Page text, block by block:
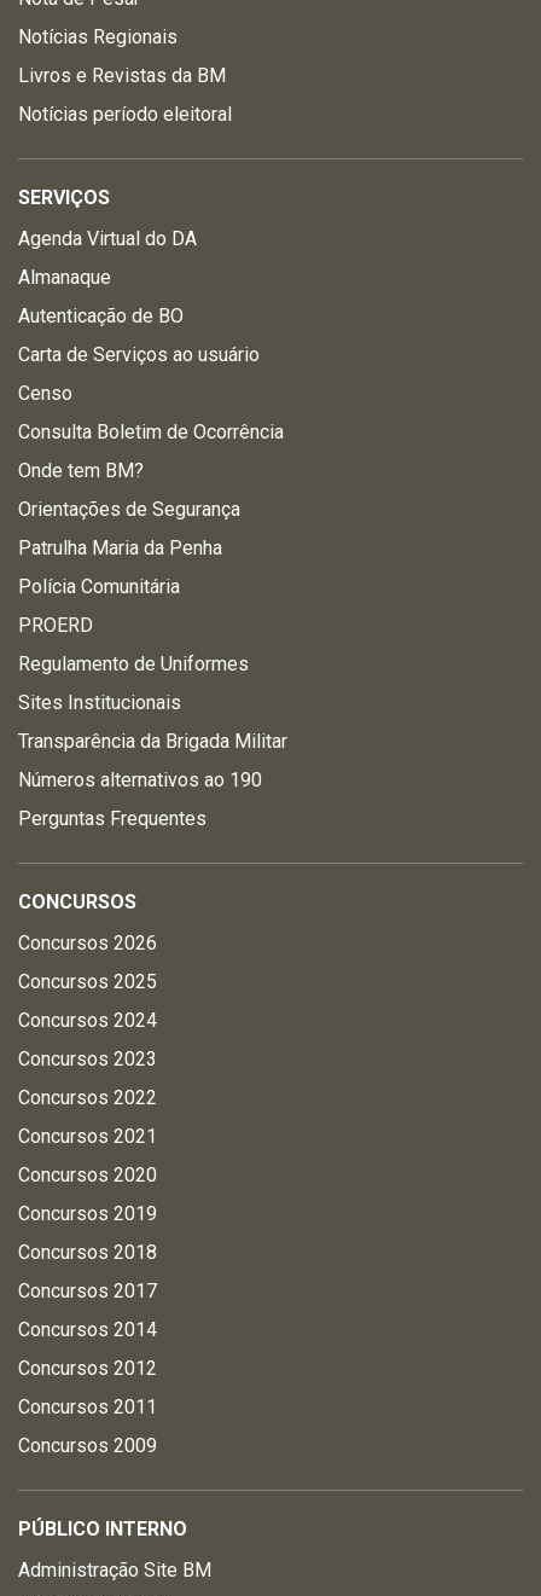
Notícias Regionais
Livros e Revistas da BM
Notícias período eleitoral
SERVIÇOS
Agenda Virtual do DA
Almanaque
Autenticação de BO
Carta de Serviços ao usuário
Censo
Consulta Boletim de Ocorrência
Onde tem BM?
Orientações de Segurança
Patrulha Maria da Penha
Polícia Comunitária
PROERD
Regulamento de Uniformes
Sites Institucionais
Transparência da Brigada Militar
Números alternativos ao 190
Perguntas Frequentes
CONCURSOS
Concursos 2026
Concursos 2025
Concursos 2024
Concursos 2023
Concursos 2022
Concursos 2021
Concursos 2020
Concursos 2019
Concursos 2018
Concursos 2017
Concursos 2014
Concursos 2012
Concursos 2011
Concursos 2009
PÚBLICO INTERNO
Administração Site BM